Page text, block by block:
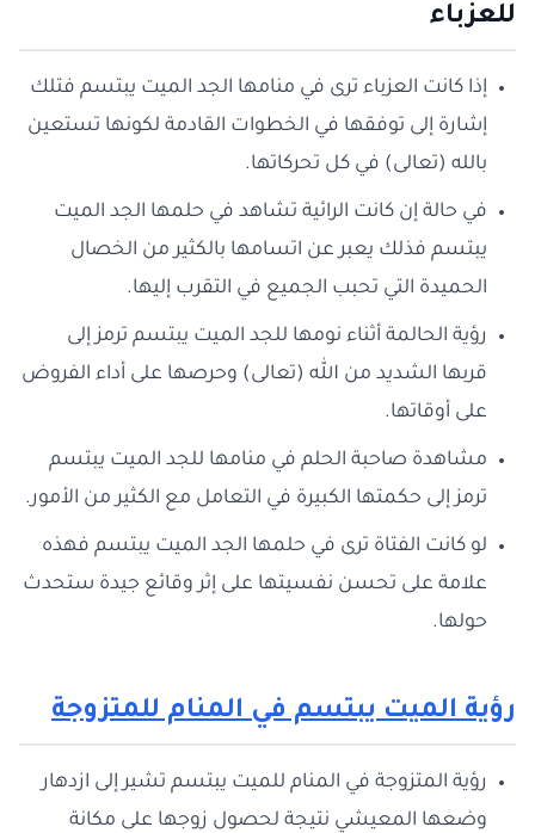
للعزباء
إذا كانت العزباء ترى في منامها الجد الميت يبتسم فتلك
إشارة إلى توفقها في الخطوات القادمة لكونها تستعين
بالله (تعالى) في كل تحركاتها.
في حالة إن كانت الرائية تشاهد في حلمها الجد الميت
يبتسم فذلك يعبر عن اتسامها بالكثير من الخصال
الحميدة التي تحبب الجميع في التقرب إليها.
رؤية الحالمة أثناء نومها للجد الميت يبتسم ترمز إلى
قربها الشديد من الله (تعالى) وحرصها على أداء الفروض
على أوقاتها.
مشاهدة صاحبة الحلم في منامها للجد الميت يبتسم
ترمز إلى حكمتها الكبيرة في التعامل مع الكثير من الأمور.
لو كانت الفتاة ترى في حلمها الجد الميت يبتسم فهذه
علامة على تحسن نفسيتها على إثر وقائع جيدة ستحدث
حولها.
رؤية الميت يبتسم في المنام للمتزوجة
رؤية المتزوجة في المنام للميت يبتسم تشير إلى ازدهار
وضعها المعيشي نتيجة لحصول زوجها على مكانة